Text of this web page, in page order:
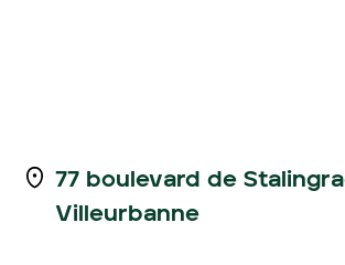
77 boulevard de
Villeurbanne